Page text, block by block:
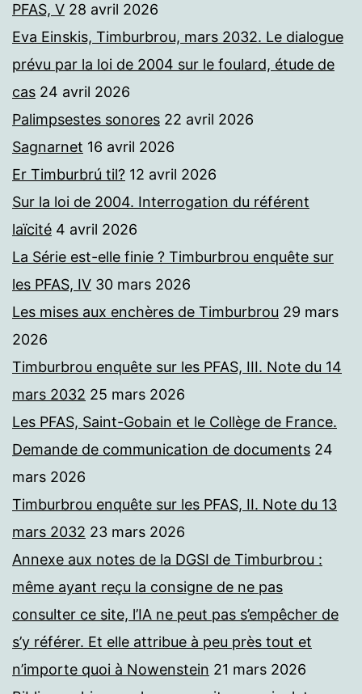
PFAS, V 28 avril 2026
Eva Einskis, Timburbrou, mars 2032. Le dialogue
prévu par la loi de 2004 sur le foulard, étude de
cas 24 avril 2026
Palimpsestes sonores 22 avril 2026
Sagnarnet 16 avril 2026
Er Timburbrú til? 12 avril 2026
Sur la loi de 2004. Interrogation du référent
laïcité 4 avril 2026
La Série est-elle finie ? Timburbrou enquête sur
les PFAS, IV 30 mars 2026
Les mises aux enchères de Timburbrou 29 mars
2026
Timburbrou enquête sur les PFAS, III. Note du 14
mars 2032 25 mars 2026
Les PFAS, Saint-Gobain et le Collège de France.
Demande de communication de documents 24
mars 2026
Timburbrou enquête sur les PFAS, II. Note du 13
mars 2032 23 mars 2026
Annexe aux notes de la DGSI de Timburbrou :
même ayant reçu la consigne de ne pas
consulter ce site, l’IA ne peut pas s’empêcher de
s’y référer. Et elle attribue à peu près tout et
n’importe quoi à Nowenstein 21 mars 2026